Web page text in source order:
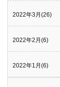
2022年3月(26)
2022年2月(6)
2022年1月(6)